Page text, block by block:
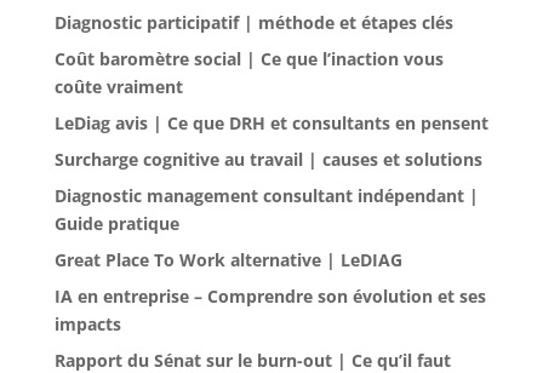
Diagnostic participatif | méthode et étapes clés
Coût baromètre social | Ce que l’inaction vous
coûte vraiment
LeDiag avis | Ce que DRH et consultants en pensent
Surcharge cognitive au travail | causes et solutions
Diagnostic management consultant indépendant |
Guide pratique
Great Place To Work alternative | LeDIAG
IA en entreprise – Comprendre son évolution et ses
impacts
Rapport du Sénat sur le burn-out | Ce qu’il faut